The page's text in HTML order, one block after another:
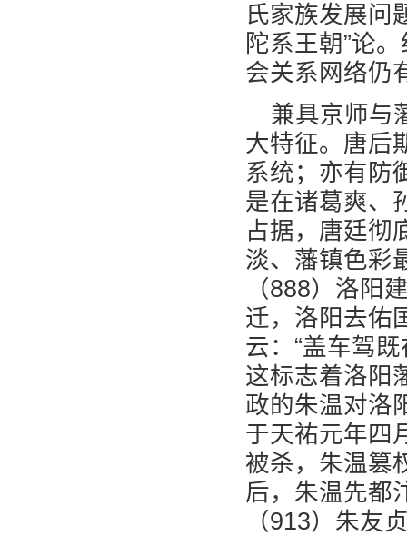
氏家族发展问
陀系王朝”论
会关系网络仍
兼具京师与
大特征。唐后
系统；亦有防
是在诸葛爽、
占据，唐廷彻
淡、藩镇色彩
（888）洛阳
迁，洛阳去佑
云：“盖车驾
这标志着洛阳
政的朱温对洛
于天祐元年四
被杀，朱温篡
后，朱温先都
（913）朱友